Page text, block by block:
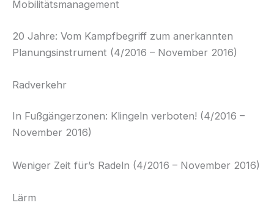
Mobilitätsmanagement
20 Jahre: Vom Kampfbegriff zum anerkannten
Planungsinstrument (4/2016 – November 2016)
Radverkehr
In Fußgängerzonen: Klingeln verboten! (4/2016 –
November 2016)
Weniger Zeit für’s Radeln (4/2016 – November 2016)
Lärm